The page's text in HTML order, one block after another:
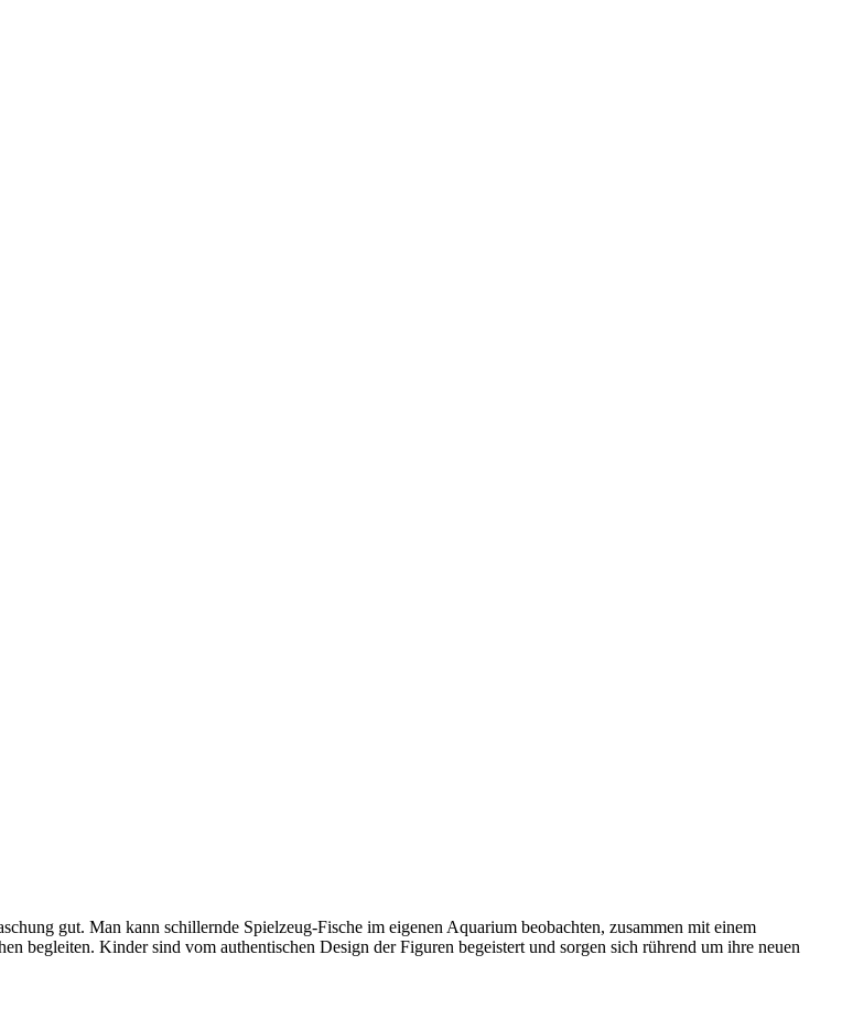
gut. Man kann schillernde Spielzeug-Fische im eigenen Aquarium beobachten, zusammen mit einem
begleiten. Kinder sind vom authentischen Design der Figuren begeistert und sorgen sich rührend um ihre neuen